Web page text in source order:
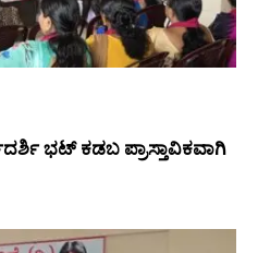
ಭಟ್ ಕಡಬ ಪ್ರಾಸ್ತಾವಿಕವಾಗಿ